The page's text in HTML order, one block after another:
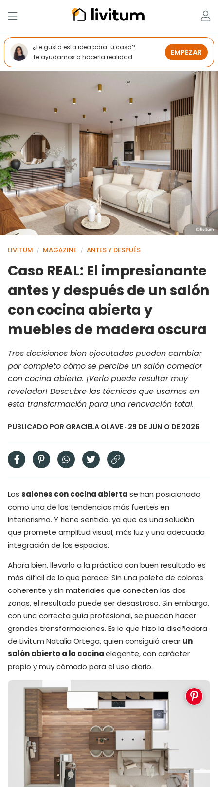
LIVITUM / MAGAZINE / ANTES Y DESPUÉS
Caso REAL: El impresionante
antes y después de un salón
con cocina abierta y
muebles de madera oscura
Tres decisiones bien ejecutadas pueden cambiar
por completo cómo se percibe un salón comedor
con cocina abierta. ¡Verlo puede resultar muy
revelador! Descubre las técnicas que usamos en
esta transformación para una renovación total.
PUBLICADO POR GRACIELA OLAVE · 29 DE JUNIO DE 2026
Los salones con cocina abierta se han posicionado
como una de las tendencias más fuertes en
interiorismo. Y tiene sentido, ya que es una solución
que promete amplitud visual, más luz y una adecuada
integración de los espacios.
Ahora bien, llevarlo a la práctica con buen resultado es
más difícil de lo que parece. Sin una paleta de colores
coherente y sin materiales que conecten las dos
zonas, el resultado puede ser desastroso. Sin embargo,
con una correcta guía profesional, se pueden hacer
grandes transformaciones. Es lo que hizo la diseñadora
de Livitum Natalia Ortega, quien consiguió crear un
salón abierto a la cocinaelegante, con carácter
propio y muy cómodo para el uso diario.
¿Te gusta esta idea para tu casa?
Te ayudamos a hacerla realidad
EMPEZAR